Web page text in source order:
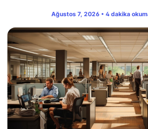
Ağustos 7, 2026 • 4 dakika